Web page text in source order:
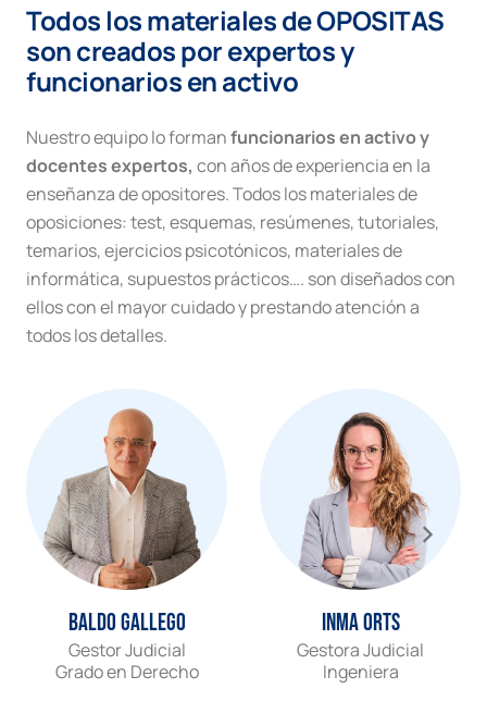
vulneración
la
normativa
protección
de
datos
cantidad
Todos los materiales de OPOSITAS
son creados por expertos y
funcionarios en activo
Nuestro equipo lo formanfuncionarios en activo y
docentes expertos, con años de experiencia en la
enseñanza de opositores. Todos los materiales de
oposiciones: test, esquemas, resúmenes, tutoriales,
temarios, ejercicios psicotónicos, materiales de
informática, supuestos prácticos…. son diseñados con
ellos con el mayor cuidado y prestando atención a
todos los detalles.
Baldo Gallego
Gestor Judicial
Grado en Derecho
Inma Orts
Gestora Judicial
Ingeniera